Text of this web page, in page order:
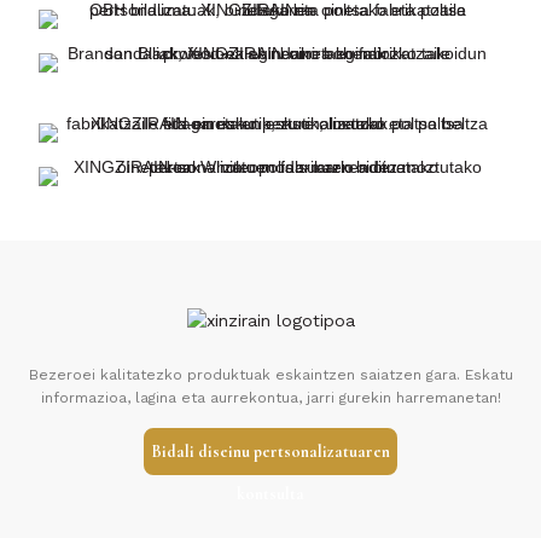
Bezeroei kalitatezko produktuak eskaintzen saiatzen gara. Eskatu
informazioa, lagina eta aurrekontua, jarri gurekin harremanetan!
Bidali diseinu pertsonalizatuaren